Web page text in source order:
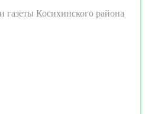
Косихинского района